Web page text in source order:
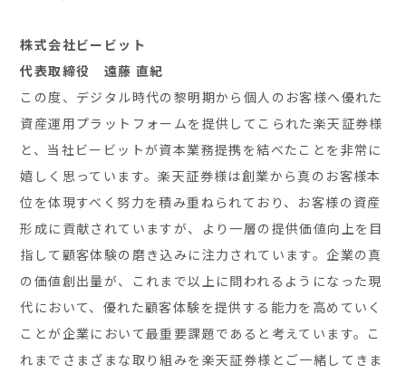
株式会社ビービット
代表取締役 遠藤 直紀
この度、デジタル時代の黎明期から個人のお客様へ優れた
資産運用プラットフォームを提供してこられた楽天証券様
と、当社ビービットが資本業務提携を結べたことを非常に
嬉しく思っています。楽天証券様は創業から真のお客様本
位を体現すべく努力を積み重ねられており、お客様の資産
形成に貢献されていますが、より一層の提供価値向上を目
指して顧客体験の磨き込みに注力されています。企業の真
の価値創出量が、これまで以上に問われるようになった現
代において、優れた顧客体験を提供する能力を高めていく
ことが企業において最重要課題であると考えています。こ
れまでさまざまな取り組みを楽天証券様とご一緒してきま